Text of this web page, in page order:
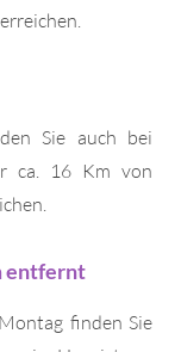
Sie auch bei
ca. 16 Km von
entfernt
finden Sie